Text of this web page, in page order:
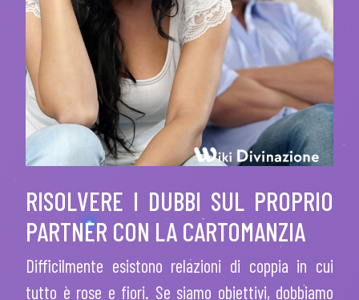
RISOLVERE I DUBBI SUL PROPRIO
PARTNER CON LA CARTOMANZIA
Difficilmente esistono relazioni di coppia in cui
tutto è rose e fiori. Se siamo obiettivi, dobbiamo